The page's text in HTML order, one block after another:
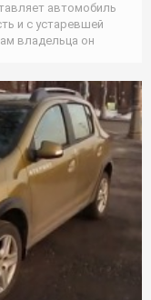
автомобиль
и с устаревшей
владельца он